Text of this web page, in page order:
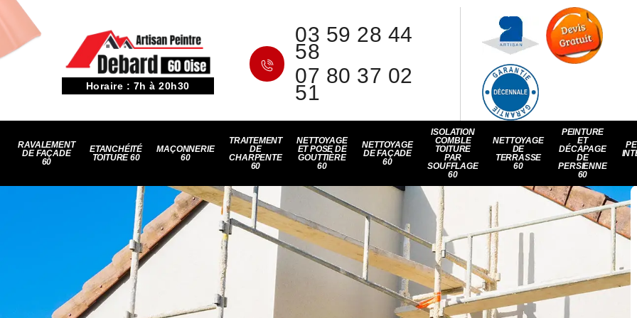
Horaire : 7h à 20h30
03 59 28 44
58
07 80 37 02
51
RAVALEMENT
DE FAÇADE
60
ETANCHÉITÉ
TOITURE 60
MAÇONNERIE
60
TRAITEMENT
DE
CHARPENTE
60
NETTOYAGE
ET POSE DE
GOUTTIÈRE
60
NETTOYAGE
DE FAÇADE
60
ISOLATION
COMBLE
TOITURE
PAR
SOUFFLAGE
60
NETTOYAGE
DE
TERRASSE
60
PEINTURE
ET
DÉCAPAGE
DE
PERSIENNE
60